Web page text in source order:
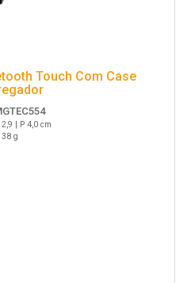
Touch Com Case
| P 4,0 cm
38 g